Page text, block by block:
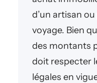
d’un artisan
voyage. Bien
des montants
doit respecter
légales en